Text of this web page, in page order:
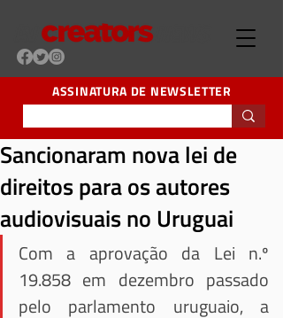
ASSINATURA DE NEWSLETTER
Sancionaram nova lei de
direitos para os autores
audiovisuais no Uruguai
Com a aprovação da Lei n.º
19.858 em dezembro passado